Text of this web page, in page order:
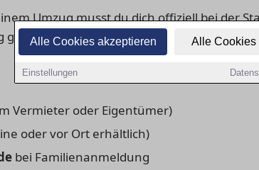
Alle Cookies akzeptieren Alle Cookies
Einstellungen
Umzug musst du dich offiziell bei der
gilt für alle Haupt- und Nebenwohnsitze.
Vermieter oder Eigentümer)
oder vor Ort erhältlich)
bei Familienanmeldung